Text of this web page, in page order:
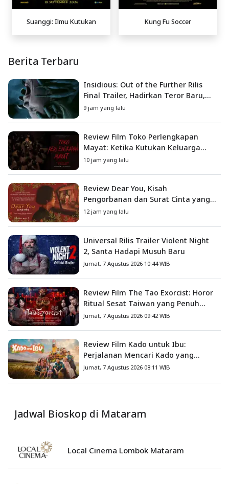
Suanggi: Ilmu Kutukan Kung Fu Soccer
Berita Terbaru
Insidious: Out of the Further Rilis
Final Trailer, Hadirkan Teror Baru,
Iblis Kini Masuk ke Dunia Manusia
9 jam yang lalu
Review Film Toko Perlengkapan
Mayat: Ketika Kutukan Keluarga
Menjadi Sumber Teror yang
10 jam yang lalu
Review Dear You, Kisah
Pengorbanan dan Surat Cinta yang
Menyentuh Hati
12 jam yang lalu
Universal Rilis Trailer Violent Night
2, Santa Hadapi Musuh Baru
Jumat, 7 Agustus 2026 10:44 WIB
Review Film The Tao Exorcist: Horor
Ritual Sesat Taiwan yang Penuh
Misteri dan Teror Psikologis
Jumat, 7 Agustus 2026 09:42 WIB
Review Film Kado untuk Ibu:
Perjalanan Mencari Kado yang
Mengajarkan Arti Keluarga
Jumat, 7 Agustus 2026 08:11 WIB
Jadwal Bioskop di Mataram
Local Cinema Lombok Mataram